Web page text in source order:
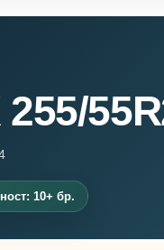
10+ бр.